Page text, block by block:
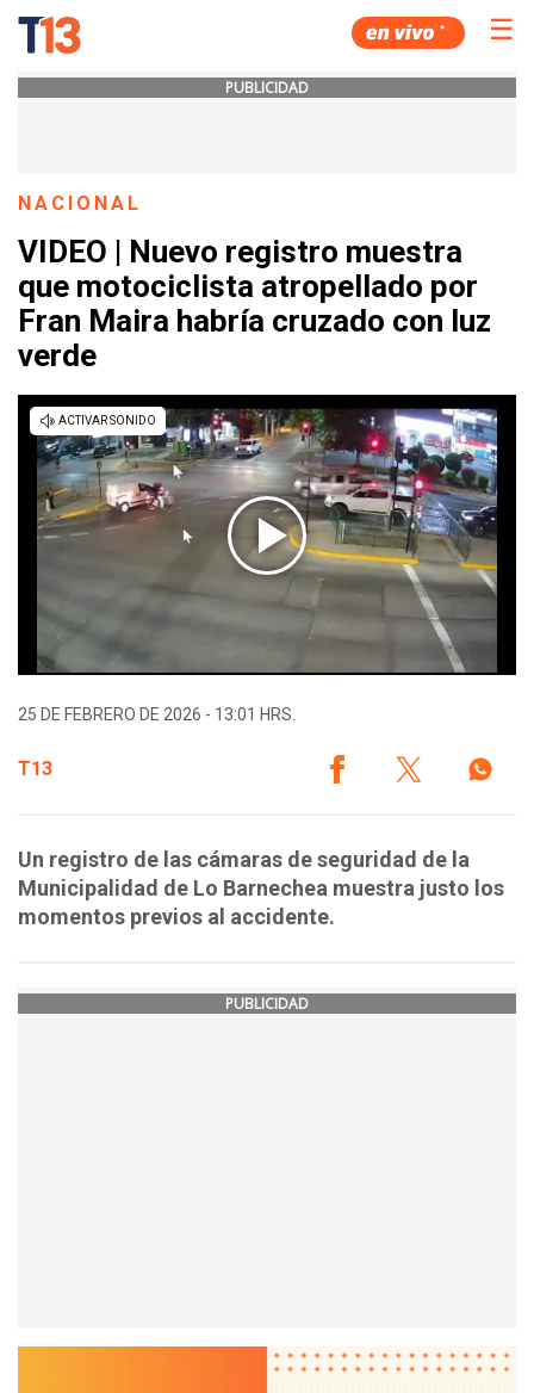
☰
PUBLICIDAD
NACIONAL
VIDEO | Nuevo registro muestra
que motociclista atropellado por
Fran Maira habría cruzado con luz
verde
25 DE FEBRERO DE 2026 - 13:01 HRS.
T13
Un registro de las cámaras de seguridad de la
Municipalidad de Lo Barnechea muestra justo los
momentos previos al accidente.
PUBLICIDAD